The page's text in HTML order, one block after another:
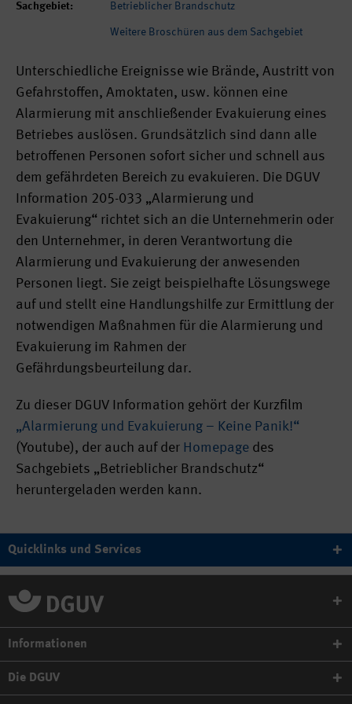
Sachgebiet:
Betrieblicher Brandschutz
Weitere Broschüren aus dem Sachgebiet
Unterschiedliche Ereignisse wie Brände, Austritt von
Gefahrstoffen, Amoktaten, usw. können eine
Alarmierung mit anschließender Evakuierung eines
Betriebes auslösen. Grundsätzlich sind dann alle
betroffenen Personen sofort sicher und schnell aus
dem gefährdeten Bereich zu evakuieren. Die DGUV
Information 205-033 „Alarmierung und
Evakuierung“ richtet sich an die Unternehmerin oder
den Unternehmer, in deren Verantwortung die
Alarmierung und Evakuierung der anwesenden
Personen liegt. Sie zeigt beispielhafte Lösungswege
auf und stellt eine Handlungshilfe zur Ermittlung der
notwendigen Maßnahmen für die Alarmierung und
Evakuierung im Rahmen der
Gefährdungsbeurteilung dar.
Zu dieser DGUV Information gehört der Kurzfilm
„Alarmierung und Evakuierung – Keine Panik!“
(Youtube), der auch auf der Homepage des
Sachgebiets „Betrieblicher Brandschutz“
heruntergeladen werden kann.
Quicklinks und Services
Informationen
Die DGUV